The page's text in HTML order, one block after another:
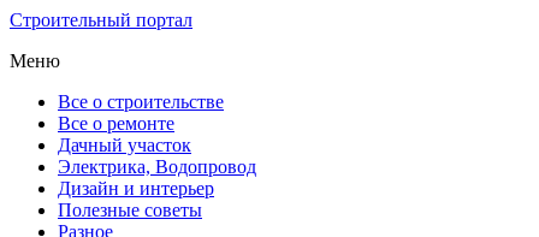
Строительный портал
Меню
Все о строительстве
Все о ремонте
Дачный участок
Электрика, Водопровод
Дизайн и интерьер
Полезные советы
Разное